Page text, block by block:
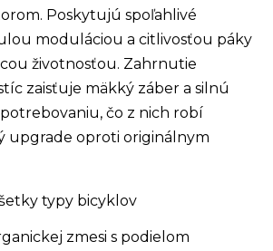
Poskytujú spoľahlivé
moduláciou a citlivosťou páky
životnosťou. Zahrnutie
zaisťuje mäkký záber a silnú
čo z nich robí
upgrade oproti originálnym
typy bicyklov
zmesi s podielom